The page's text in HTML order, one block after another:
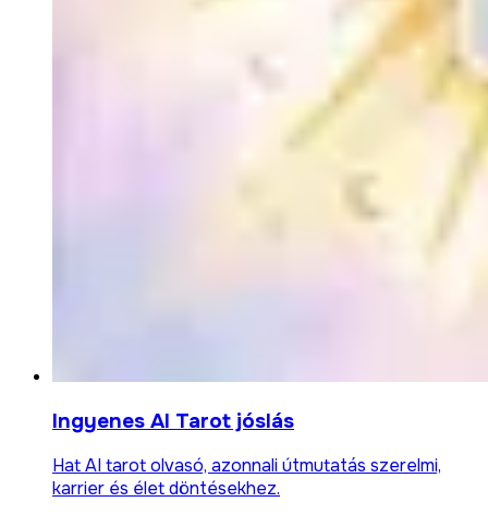
Ingyenes AI Tarot jóslás
Hat AI tarot olvasó, azonnali útmutatás szerelmi,
karrier és élet döntésekhez.